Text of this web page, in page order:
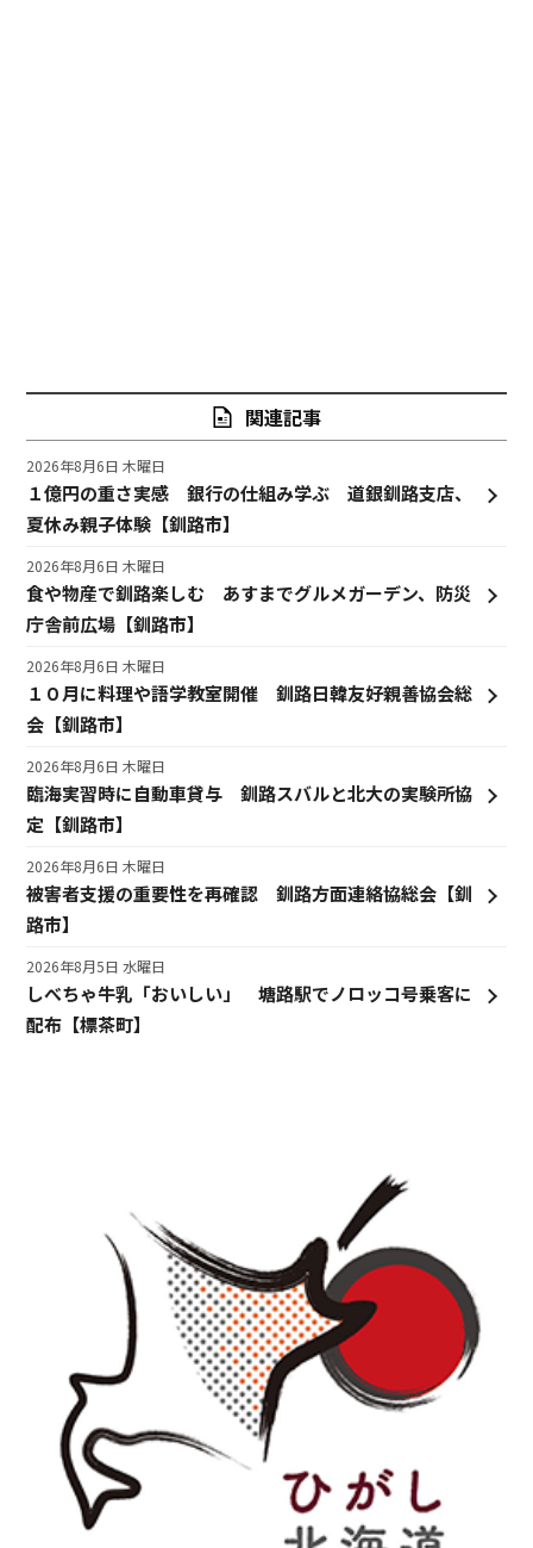
関連記事
１億円の重さ実感 銀行の仕組み学ぶ 道銀釧路支店、
夏休み親子体験【釧路市】
2026年8月6日 木曜日
食や物産で釧路楽しむ あすまでグルメガーデン、防災
庁舎前広場【釧路市】
2026年8月6日 木曜日
１０月に料理や語学教室開催 釧路日韓友好親善協会総
会【釧路市】
2026年8月6日 木曜日
臨海実習時に自動車貸与 釧路スバルと北大の実験所協
定【釧路市】
2026年8月6日 木曜日
被害者支援の重要性を再確認 釧路方面連絡協総会【釧
路市】
2026年8月6日 木曜日
しべちゃ牛乳「おいしい」 塘路駅でノロッコ号乗客に
配布【標茶町】
2026年8月5日 水曜日